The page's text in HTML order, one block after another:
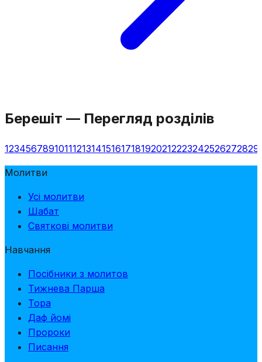
Берешіт — Перегляд розділів
1234567891011121314151617181920212223242526272829
Молитви
Усі молитви
Шабат
Святкові молитви
Навчання
Посібники з молитов
Тижнева Парша
Тора
Даф йомі
Пророки
Писання